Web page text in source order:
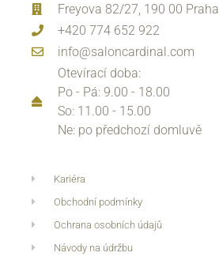
Freyova 82/27, 190 00 Praha
+420 774 652 922
info@saloncardinal.com
Otevírací doba:
Po - Pá: 9.00 - 18.00
So: 11.00 - 15.00
Ne: po předchozí domluvě
Kariéra
Obchodní podmínky
Ochrana osobních údajů
Návody na údržbu